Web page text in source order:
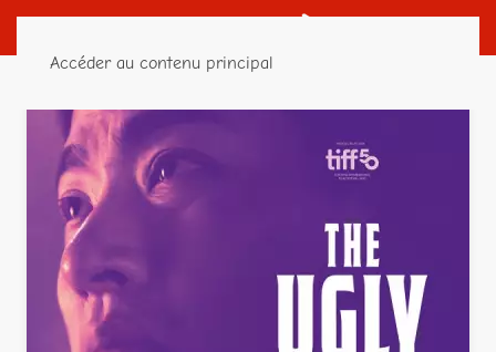
Accéder au contenu principal